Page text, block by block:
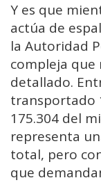
Y es que
actúa de
la Autoridad
compleja que
detallado.
transportado
175.304 del
representa
total, pero
que